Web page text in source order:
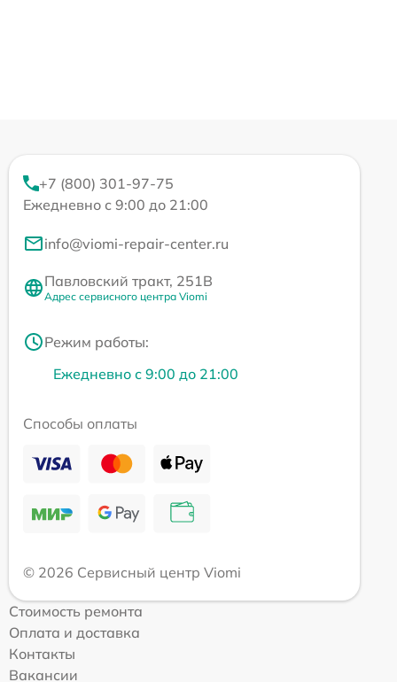
+7 (800) 301-97-75
Ежедневно с 9:00 до 21:00
info@viomi-repair-center.ru
Павловский тракт, 251В
Адрес сервисного центра Viomi
Режим работы:
Ежедневно с 9:00 до 21:00
Способы оплаты
© 2026 Сервисный центр Viomi
Стоимость ремонта
Оплата и доставка
Контакты
Вакансии